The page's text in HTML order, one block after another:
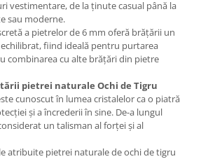
colorate și
vestimentare, de la ținute casual până la
sau moderne.
a pietrelor de 6 mm oferă brățării un
fiind ideală pentru purtarea
combinarea cu alte brățări din pietre
pietrei naturale Ochi de Tigru
cunoscut în lumea cristalelor ca o piatră
și a încrederii în sine. De-a lungul
un talisman al forței și al
atribuite pietrei naturale de ochi de tigru